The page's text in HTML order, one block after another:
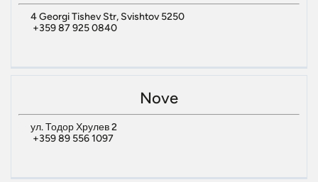
4 Georgi Tishev Str, Svishtov 5250
+359 87 925 0840
Nove
ул. Тодор Хрулев 2
+359 89 556 1097